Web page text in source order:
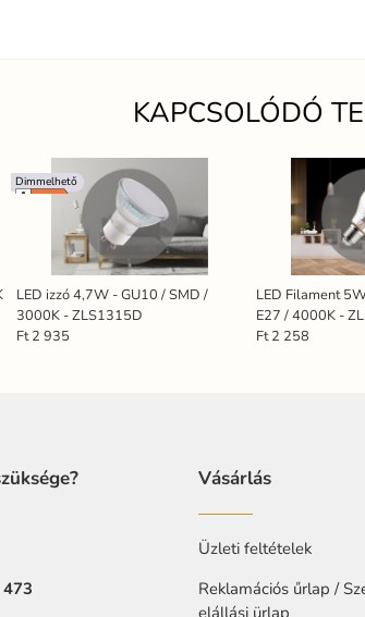
KAPCSOLÓDÓ
LED izzó 4,7W - GU10 / SMD /
3000K - ZLS1315D
Dimmelhető
Ft 2 935
LED Filament
E27 / 4000K -
Ft 2 258
Vásárlás
Üzleti feltételek
Reklamációs űrlap /